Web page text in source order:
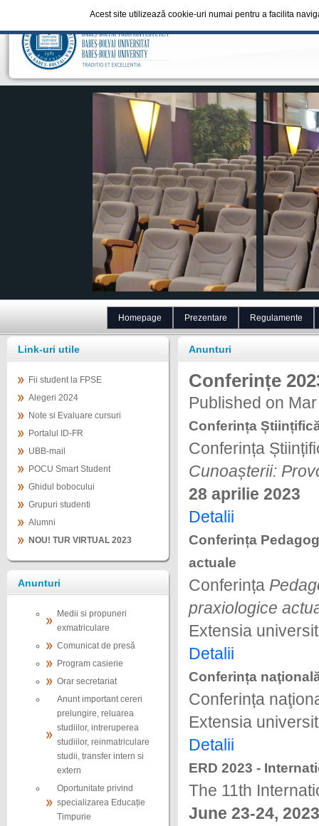
Homepage Prezentare Regulamente
Link-uri utile
Fii student la FPSE
Alegeri 2024
Note si Evaluare cursuri
Portalul ID-FR
UBB-mail
POCU Smart Student
Ghidul bobocului
Grupuri studenti
Alumni
NOU! TUR VIRTUAL 2023
Anunturi
Medii si propuneri
exmatriculare
Comunicat de presă
Program casierie
Orar secretariat
Anunt important cereri
prelungire, reluarea
studiilor, intreruperea
studiilor, reinmatriculare
studii, transfer intern si
extern
Oportunitate privind
specializarea Educație
Timpurie
Anunturi
Conferințe
Published on
Conferința
Conferința
Cunoașterii:
28 aprilie 2023
Detalii
Conferința
actuale
Conferința
praxiologice
Extensia
Detalii
Conferința
Conferința
Extensia
Detalii
ERD 2023 -
The 11th
June 23-24, 2023
Acest site utilizează cookie-uri numai pentru a facilita